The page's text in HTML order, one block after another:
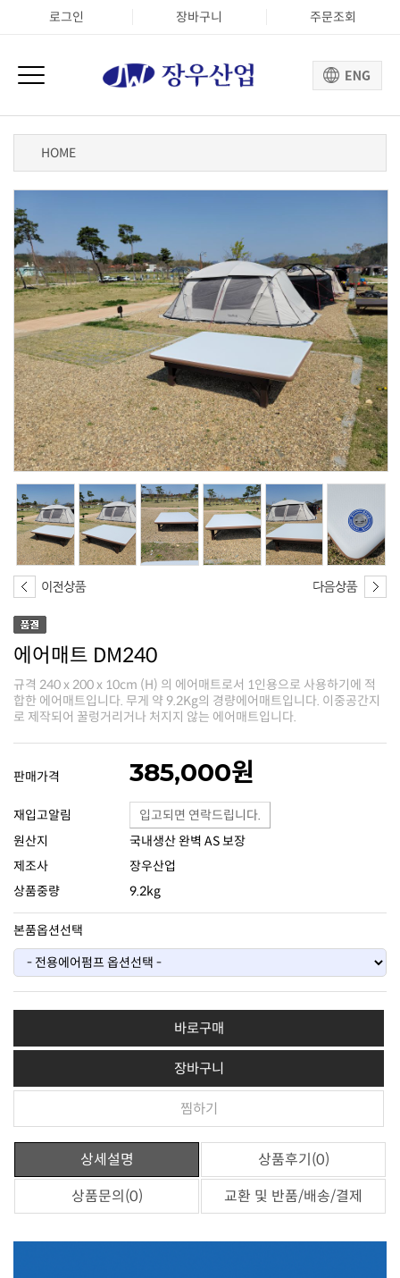
로그인 장바구니 주문조회
HOME
에어매트 DM240
로 제작되어 꿀렁거리거나 처지지 않는 에어매트입니다.
판매가격 385,000원
재입고알림
입고되면 연락드립니다.
원산지
국내생산 완벽 AS 보장
제조사
장우산업
상품중량
9.2kg
본품옵션선택
바로구매
장바구니
찜하기
상세설명
상품후기(0)
상품문의(0)
교환 및 반품/배송/결제